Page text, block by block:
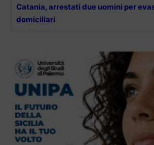
Catania, arrestati due uomini per
domiciliari